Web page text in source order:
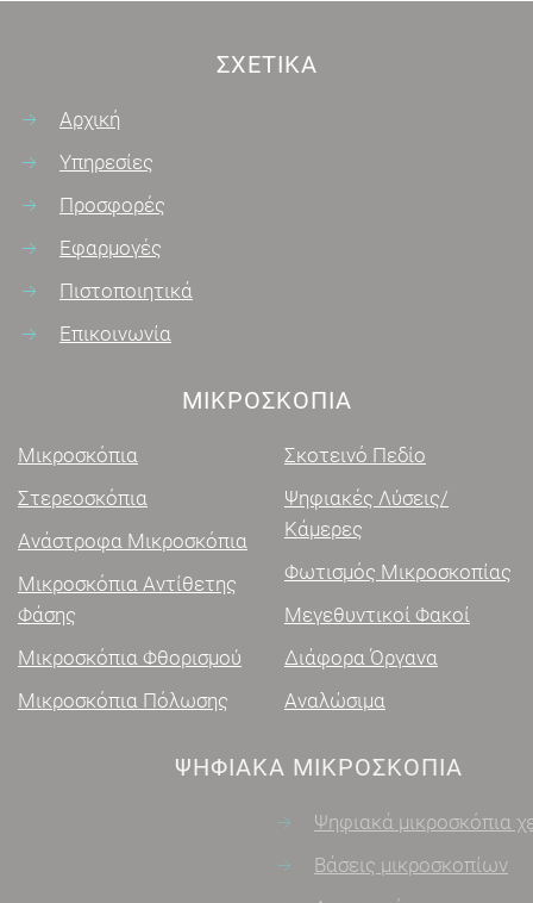
ΣΧΕΤΙΚΆ
Αρχική
Υπηρεσίες
Προσφορές
Εφαρμογές
Πιστοποιητικά
Επικοινωνία
ΜΙΚΡΟΣΚΌΠΙΑ
Μικροσκόπια
Στερεοσκόπια
Ανάστροφα Μικροσκόπια
Μικροσκόπια Αντίθετης
Φάσης
Μικροσκόπια Φθορισμού
Μικροσκόπια Πόλωσης
Σκοτεινό Πεδίο
Ψηφιακές Λύσεις/
Κάμερες
Φωτισμός Μικροσκοπίας
Μεγεθυντικοί Φακοί
Διάφορα Όργανα
Αναλώσιμα
ΨΗΦΙΑΚΑ ΜΙΚΡΟΣΚΌΠΙΑ
Ψηφιακά μικροσκόπια χειρός